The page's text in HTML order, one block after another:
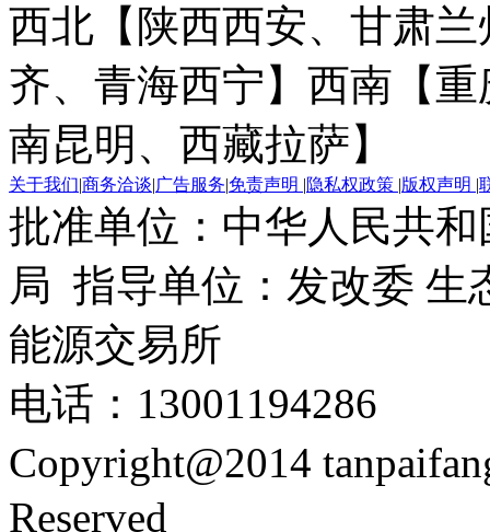
西北【陕西西安、甘肃
齐、青海西宁】 西南【
南昆明、西藏拉萨】
关于我们|商务洽谈|广告服务|免责声明 |隐私权政策 |版权声明 |
批准单位：中华人民共
局 指导单位：发改委 生
能源交易所
电话：13001194286
Copyright@2014
Reserved